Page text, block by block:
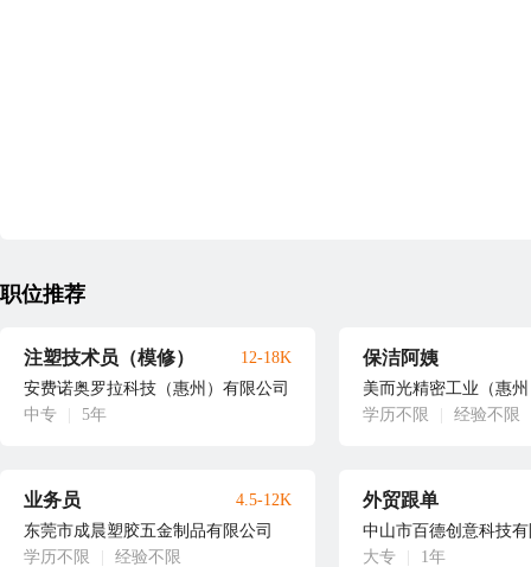
职位推荐
注塑技术员（模修）
安费诺奥罗拉科技（惠州）有限公司
中专
5年
12-18K 保洁阿姨
美而光精密工业（惠
学历不限
经验不限
业务员
东莞市成晨塑胶五金制品有限公司
学历不限
经验不限
4.5-12K 外贸跟单
中山市百德创意科技
大专
1年